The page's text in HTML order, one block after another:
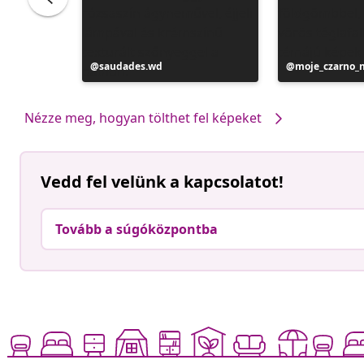
Bejegyzés
közzétevője
saudades.wd
Bejegyzés
közzétevője
Nézze meg, hogyan tölthet fel képeket
Vedd fel velünk a kapcsolatot!
Tovább a súgóközpontba